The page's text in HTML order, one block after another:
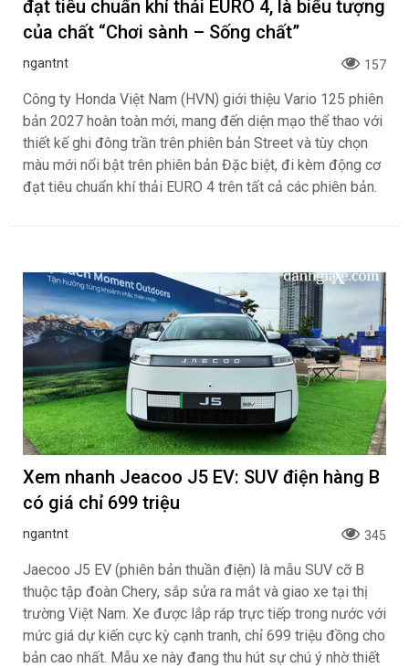
đạt tiêu chuẩn khí thải EURO 4, là biểu tượng
của chất “Chơi sành – Sống chất”
ngantnt 157
Công ty Honda Việt Nam (HVN) giới thiệu Vario 125 phiên
bản 2027 hoàn toàn mới, mang đến diện mạo thể thao với
thiết kế ghi đông trần trên phiên bản Street và tùy chọn
màu mới nổi bật trên phiên bản Đặc biệt, đi kèm động cơ
đạt tiêu chuẩn khí thải EURO 4 trên tất cả các phiên bản.
Xem nhanh Jeacoo J5 EV: SUV điện hàng B
có giá chỉ 699 triệu
ngantnt 345
Jaecoo J5 EV (phiên bản thuần điện) là mẫu SUV cỡ B
thuộc tập đoàn Chery, sắp sửa ra mắt và giao xe tại thị
trường Việt Nam. Xe được lắp ráp trực tiếp trong nước với
mức giá dự kiến cực kỳ cạnh tranh, chỉ 699 triệu đồng cho
bản cao nhất. Mẫu xe này đang thu hút sự chú ý nhờ thiết